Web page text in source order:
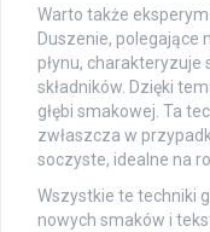
Warto także
Duszenie, polegające
płynu,
składników. Dzięki
głębi smakowej. Ta
zwłaszcza w
soczyste, idealne na
Wszystkie te techniki
nowych smaków i